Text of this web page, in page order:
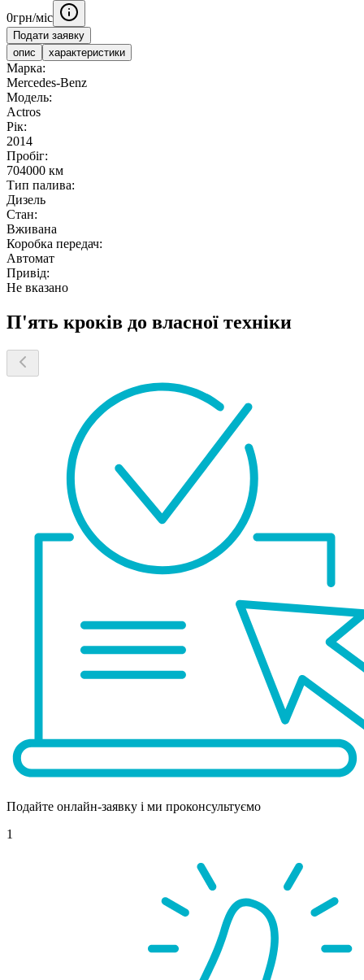
0грн/міс
Подати заявку
опис
характеристики
Марка:
Mercedes-Benz
Модель:
Actros
Рік:
2014
Пробіг:
704000 км
Тип палива:
Дизель
Стан:
Вживана
Коробка передач:
Автомат
Привід:
Не вказано
П'ять кроків до власної техніки
Подайте онлайн-заявку і ми проконсультуємо
1